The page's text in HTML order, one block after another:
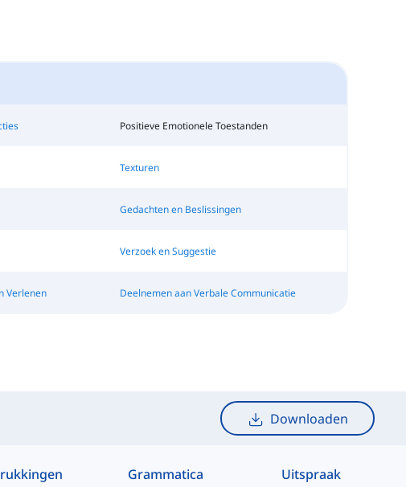
Positieve Emotionele Toestanden
Texturen
Gedachten en Beslissingen
Verzoek en Suggestie
Verlenen Deelnemen aan Verbale Communicatie
Downloaden
Grammatica Uitspraak